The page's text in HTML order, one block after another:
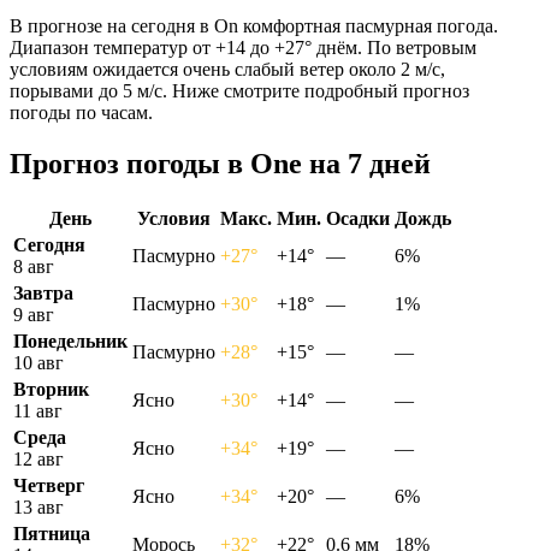
В прогнозе на сегодня в On комфортная пасмурная погода.
Диапазон температур от +14 до +27° днём. По ветровым
условиям ожидается очень слабый ветер около 2 м/с,
порывами до 5 м/с. Ниже смотрите подробный прогноз
погоды по часам.
Прогноз погоды в Onе на 7 дней
День Условия Макс. Мин. Осадки Дождь
Сегодня
8 авг
Пасмурно +27° +14° —
6%
Завтра
9 авг
Пасмурно +30° +18° —
1%
Понедельник
10 авг
Пасмурно +28° +15° —
—
Вторник
11 авг
Ясно +30° +14° —
—
Среда
12 авг
Ясно +34° +19° —
—
Четверг
13 авг
Ясно +34° +20° —
6%
Пятница
Морось +32° +22° 0.6 мм 18%